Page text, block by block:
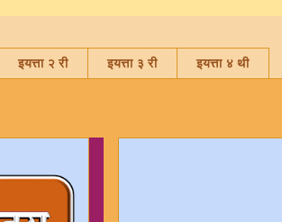
इयत्ता २ री इयत्ता ३ री इयत्ता ४ थी